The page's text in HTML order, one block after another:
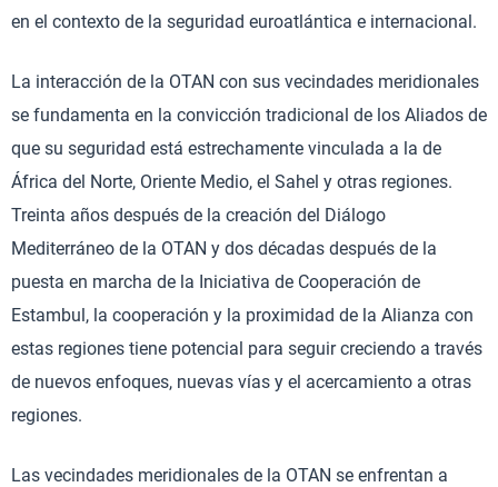
en el contexto de la seguridad euroatlántica e internacional.
La interacción de la OTAN con sus vecindades meridionales
se fundamenta en la convicción tradicional de los Aliados de
que su seguridad está estrechamente vinculada a la de
África del Norte, Oriente Medio, el Sahel y otras regiones.
Treinta años después de la creación del Diálogo
Mediterráneo de la OTAN y dos décadas después de la
puesta en marcha de la Iniciativa de Cooperación de
Estambul, la cooperación y la proximidad de la Alianza con
estas regiones tiene potencial para seguir creciendo a través
de nuevos enfoques, nuevas vías y el acercamiento a otras
regiones.
Las vecindades meridionales de la OTAN se enfrentan a